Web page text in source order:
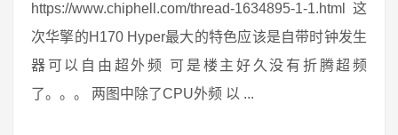
https://www.chiphell.com/thread-1634895-1-1.html 这
次华擎的H170 Hyper最大的特色应该是自带时钟发生
器可以自由超外频 可是楼主好久没有折腾超频
了。。。 两图中除了CPU外频 以 ...